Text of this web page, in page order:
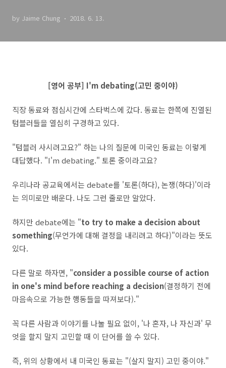
by Jaime Chung 2018. 6. 13.
[영어 공부] I'm debating(고민 중이야)
직장 동료와 점심시간에 스타벅스에 갔다. 동료는 한쪽에 진열된
텀블러들을 열심히 구경하고 있다.
"텀블러 사시려고요?" 하는 나의 질문에 미국인 동료는 이렇게
대답했다. "I'm debating." 토론 중이라고요?
우리나라 공교육에서는 debate를 '토론(하다), 논쟁(하다)'이라
는 의미로만 배운다. 나도 그런 줄로만 알았다.
하지만 debate에는 "to try to make a decision about
something(무언가에 대해 결정을 내리려고 하다)"이라는 뜻도
있다.
다른 말로 하자면, "consider a possible course of action
in one's mind before reaching a decision(결정하기 전에
마음속으로 가능한 행동들을 따져보다)."
꼭 다른 사람과 이야기를 나눌 필요 없이, '나 혼자, 나 자신과' 무
엇을 할지 말지 고민할 때 이 단어를 쓸 수 있다.
즉, 위의 상황에서 내 미국인 동료는 "(살지 말지) 고민 중이야."